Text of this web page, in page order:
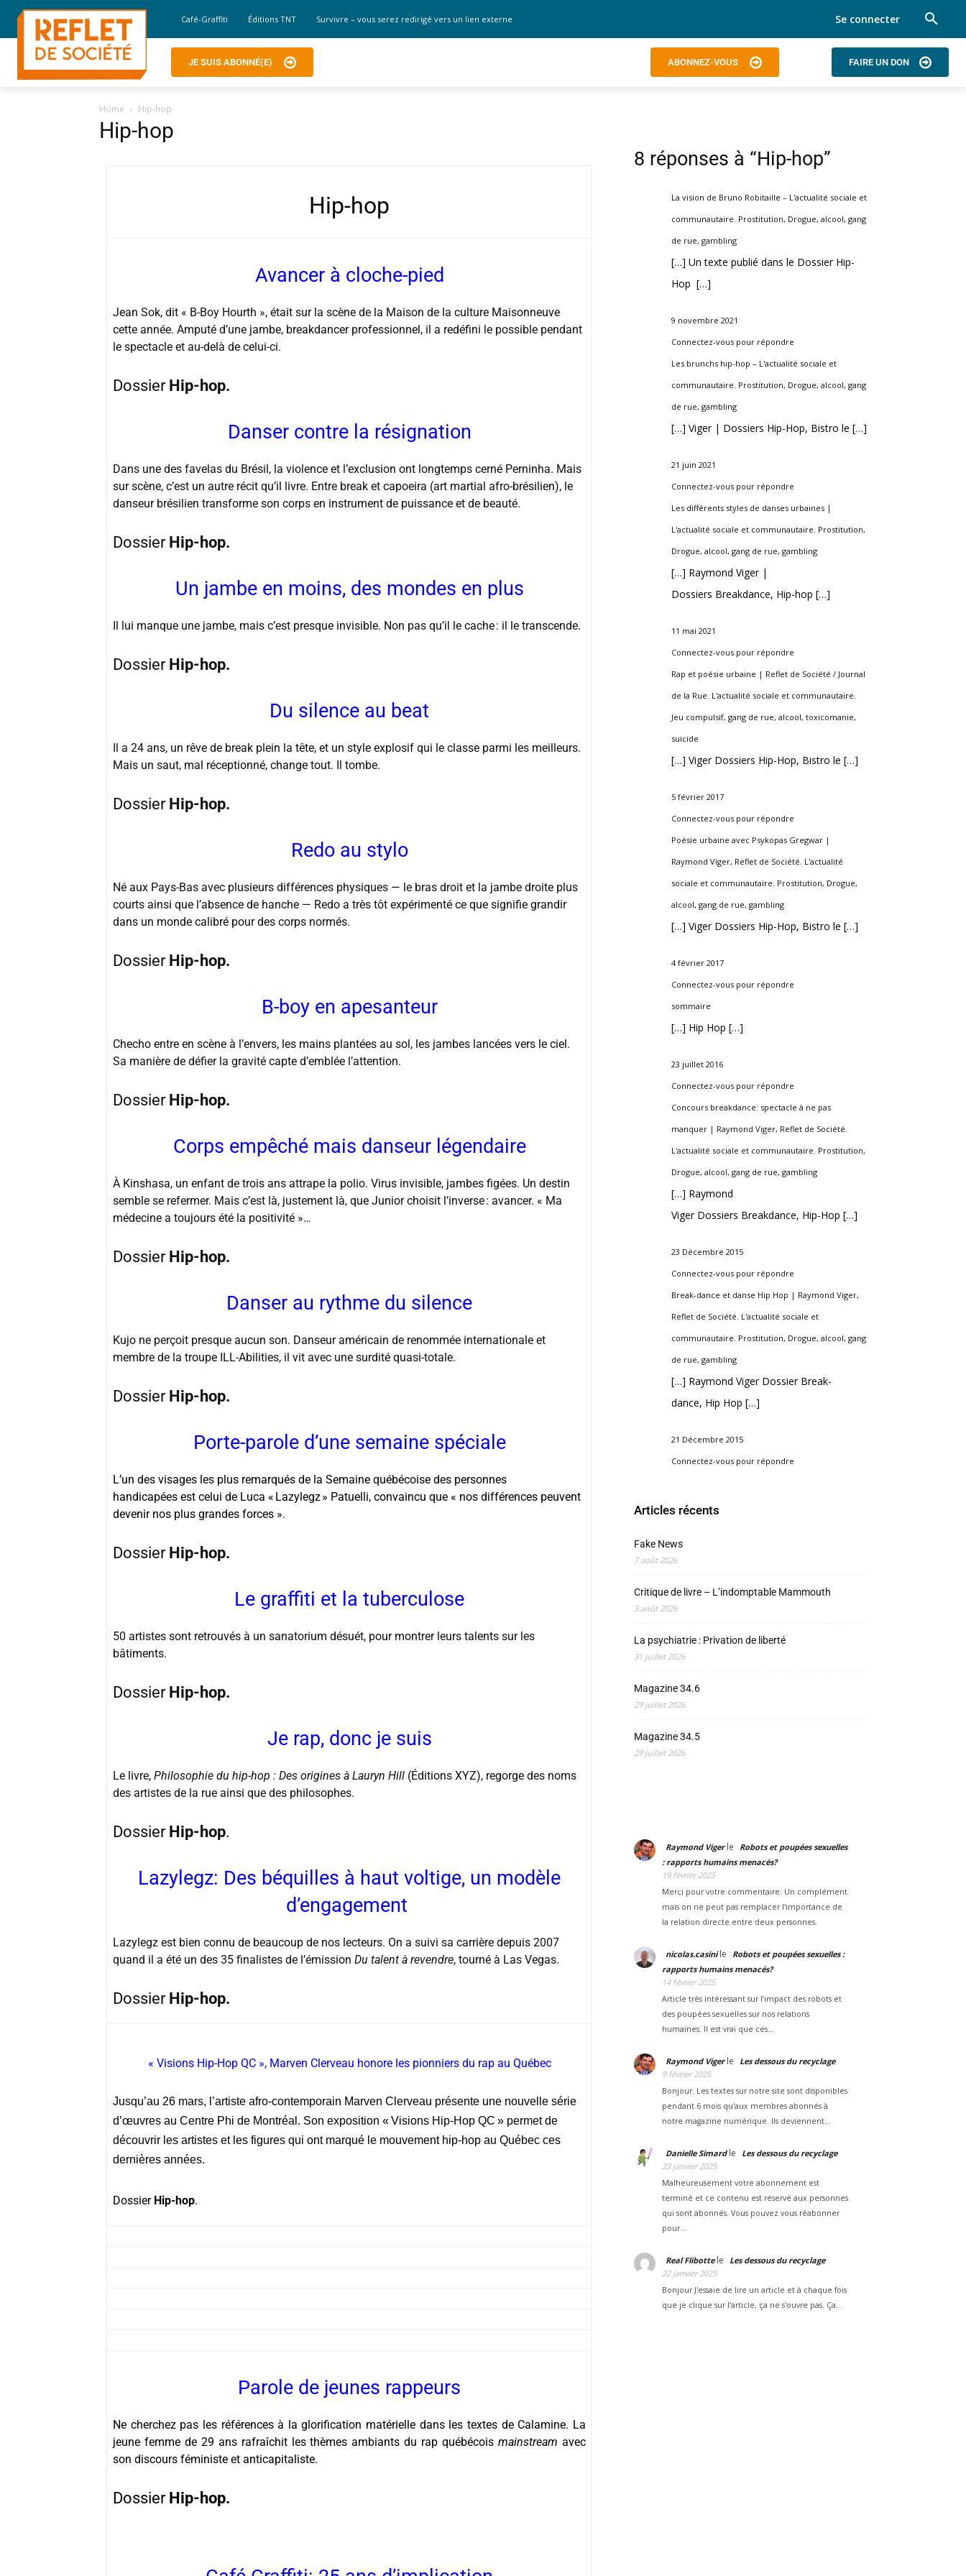
Café-Graffiti Éditions TNT Survivre – vous serez redirigé vers un lien externe Se connecter
JE SUIS ABONNÉ(E) ABONNEZ-VOUS FAIRE UN DON
Home Hip-hop
Hip-hop
Hip-hop
Avancer à cloche-pied
Jean Sok, dit « B-Boy Hourth », était sur la scène de la Maison de la culture Maisonneuve
cette année. Amputé d’une jambe, breakdancer professionnel, il a redéfini le possible pendant
le spectacle et au-delà de celui-ci.
Dossier Hip-hop.
Danser contre la résignation
Dans une des favelas du Brésil, la violence et l’exclusion ont longtemps cerné Perninha. Mais
sur scène, c’est un autre récit qu’il livre. Entre break et capoeira (art martial afro-brésilien), le
danseur brésilien transforme son corps en instrument de puissance et de beauté.
Dossier Hip-hop.
Un jambe en moins, des mondes en plus
Il lui manque une jambe, mais c’est presque invisible. Non pas qu’il le cache : il le transcende.
Dossier Hip-hop.
Du silence au beat
Il a 24 ans, un rêve de break plein la tête, et un style explosif qui le classe parmi les meilleurs.
Mais un saut, mal réceptionné, change tout. Il tombe.
Dossier Hip-hop.
Redo au stylo
Né aux Pays-Bas avec plusieurs différences physiques — le bras droit et la jambe droite plus
courts ainsi que l’absence de hanche — Redo a très tôt expérimenté ce que signifie grandir
dans un monde calibré pour des corps normés.
Dossier Hip-hop.
B-boy en apesanteur
Checho entre en scène à l’envers, les mains plantées au sol, les jambes lancées vers le ciel.
Sa manière de défier la gravité capte d’emblée l’attention.
Dossier Hip-hop.
Corps empêché mais danseur légendaire
À Kinshasa, un enfant de trois ans attrape la polio. Virus invisible, jambes figées. Un destin
semble se refermer. Mais c’est là, justement là, que Junior choisit l’inverse : avancer. « Ma
médecine a toujours été la positivité »…
Dossier Hip-hop.
Danser au rythme du silence
Kujo ne perçoit presque aucun son. Danseur américain de renommée internationale et
membre de la troupe ILL-Abilities, il vit avec une surdité quasi-totale.
Dossier Hip-hop.
Porte-parole d’une semaine spéciale
L’un des visages les plus remarqués de la Semaine québécoise des personnes
handicapées est celui de Luca « Lazylegz » Patuelli, convaincu que « nos différences peuvent
devenir nos plus grandes forces ».
Dossier Hip-hop.
Le graffiti et la tuberculose
50 artistes sont retrouvés à un sanatorium désuét, pour montrer leurs talents sur les
bâtiments.
Dossier Hip-hop.
Je rap, donc je suis
Le livre, Philosophie du hip-hop : Des origines à Lauryn Hill (Éditions XYZ), regorge des noms
des artistes de la rue ainsi que des philosophes.
Dossier Hip-hop.
Lazylegz: Des béquilles à haut voltige, un modèle
d’engagement
Lazylegz est bien connu de beaucoup de nos lecteurs. On a suivi sa carrière depuis 2007
quand il a été un des 35 finalistes de l’émission Du talent à revendre, tourné à Las Vegas.
Dossier Hip-hop.
« Visions Hip-Hop QC », Marven Clerveau honore les pionniers du rap au Québec
Jusqu’au 26 mars, l’artiste afro-contemporain Marven Clerveau présente une nouvelle série
d’œuvres au Centre Phi de Montréal. Son exposition « Visions Hip-Hop QC » permet de
découvrir les artistes et les figures qui ont marqué le mouvement hip-hop au Québec ces
dernières années.
Dossier Hip-hop.
Parole de jeunes rappeurs
Ne cherchez pas les références à la glorification matérielle dans les textes de Calamine. La
jeune femme de 29 ans rafraîchit les thèmes ambiants du rap québécoismainstream avec
son discours féministe et anticapitaliste.
Dossier Hip-hop.
8 réponses à “Hip-hop”
La vision de Bruno Robitaille – L'actualité sociale et
communautaire. Prostitution, Drogue, alcool, gang
de rue, gambling
[…] Un texte publié dans le Dossier Hip-
Hop […]
9 novembre 2021
Connectez-vous pour répondre
Les brunchs hip-hop – L'actualité sociale et
communautaire. Prostitution, Drogue, alcool, gang
de rue, gambling
[…] Viger | Dossiers Hip-Hop, Bistro le […]
21 juin 2021
Connectez-vous pour répondre
Les différents styles de danses urbaines |
L'actualité sociale et communautaire. Prostitution,
Drogue, alcool, gang de rue, gambling
[…] Raymond Viger |
Dossiers Breakdance, Hip-hop […]
11 mai 2021
Connectez-vous pour répondre
Rap et poésie urbaine | Reflet de Société / Journal
de la Rue. L'actualité sociale et communautaire.
Jeu compulsif, gang de rue, alcool, toxicomanie,
suicide
[…] Viger Dossiers Hip-Hop, Bistro le […]
5 février 2017
Connectez-vous pour répondre
Poésie urbaine avec Psykopas Gregwar |
Raymond Viger, Reflet de Société. L'actualité
sociale et communautaire. Prostitution, Drogue,
alcool, gang de rue, gambling
[…] Viger Dossiers Hip-Hop, Bistro le […]
4 février 2017
Connectez-vous pour répondre
sommaire
[…] Hip Hop […]
23 juillet 2016
Connectez-vous pour répondre
Concours breakdance: spectacle à ne pas
manquer | Raymond Viger, Reflet de Société.
L'actualité sociale et communautaire. Prostitution,
Drogue, alcool, gang de rue, gambling
[…] Raymond
Viger Dossiers Breakdance, Hip-Hop […]
23 Décembre 2015
Connectez-vous pour répondre
Break-dance et danse Hip Hop | Raymond Viger,
Reflet de Société. L'actualité sociale et
communautaire. Prostitution, Drogue, alcool, gang
de rue, gambling
[…] Raymond Viger Dossier Break-
dance, Hip Hop […]
21 Décembre 2015
Connectez-vous pour répondre
Articles récents
Fake News
7 août 2026
Critique de livre – L’indomptable Mammouth
3 août 2026
La psychiatrie : Privation de liberté
31 juillet 2026
Magazine 34.6
29 juillet 2026
Magazine 34.5
29 juillet 2026
Raymond Vigerle
Robots et poupées sexuelles
: rapports humains menacés?
19 février 2025
Merci pour votre commentaire. Un complément
mais on ne peut pas remplacer l'importance de
la relation directe entre deux personnes.
nicolas.casinile
Robots et poupées sexuelles :
rapports humains menacés?
14 février 2025
Article très intéressant sur l’impact des robots et
des poupées sexuelles sur nos relations
humaines. Il est vrai que ces…
Raymond Vigerle
Les dessous du recyclage
9 février 2025
Bonjour. Les textes sur notre site sont disponibles
pendant 6 mois qu'aux membres abonnés à
notre magazine numérique. Ils deviennent…
Danielle Simardle
Les dessous du recyclage
23 janvier 2025
Malheureusement votre abonnement est
terminé et ce contenu est réservé aux personnes
qui sont abonnés. Vous pouvez vous réabonner
pour…
Real Flibottele
Les dessous du recyclage
22 janvier 2025
Bonjour J'essaie de lire un article et à chaque fois
que je clique sur l'article, ça ne s'ouvre pas. Ça…